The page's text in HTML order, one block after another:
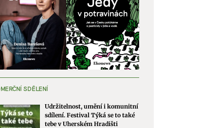
SDĚLENÍ
Udržitelnost, umění i komunitní
sdílení. Festival Týká se to také
tebe v Uherském Hradišti